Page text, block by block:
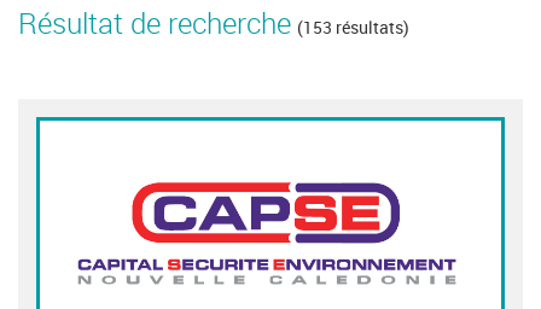
Résultat de recherche (153 résultats)